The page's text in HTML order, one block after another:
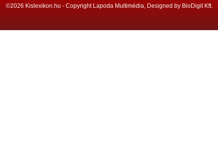
©2026 Kislexikon.hu - Copyright Lapoda Multimédia, Designed by BioDigit Kft.